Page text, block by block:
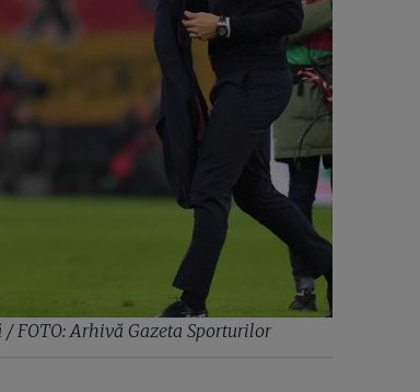
FOTO: Arhivă Gazeta Sporturilor